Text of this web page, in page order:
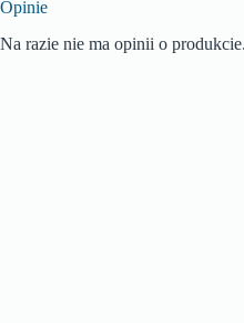
Opinie
Na razie nie ma opinii o produkcie.